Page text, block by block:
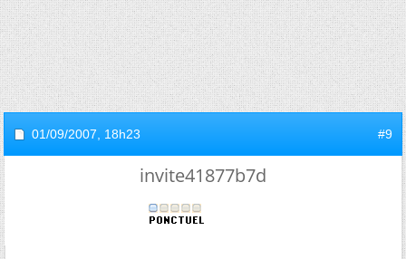
01/09/2007, 18h23 #9
invite41877b7d